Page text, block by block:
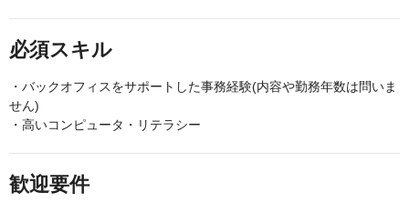
必須スキル
・バックオフィスをサポートした事務経験(内容や勤務年数は問いま
せん)
・高いコンピュータ・リテラシー
歓迎要件